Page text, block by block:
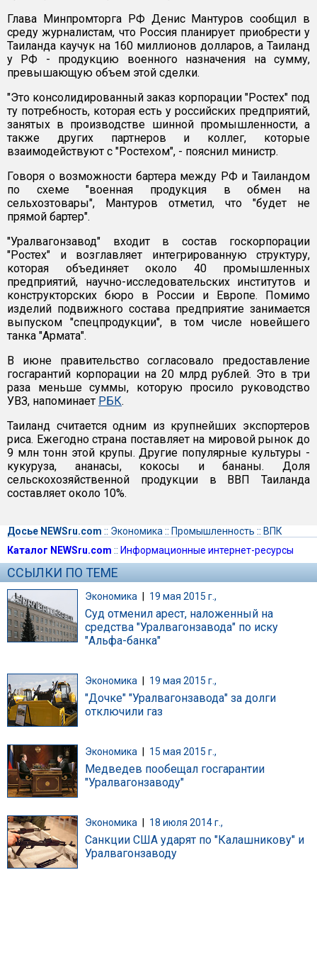
Глава Минпромторга РФ Денис Мантуров сообщил в
среду журналистам, что Россия планирует приобрести у
Таиланда каучук на 160 миллионов долларов, а Таиланд
у РФ - продукцию военного назначения на сумму,
превышающую объем этой сделки.
"Это консолидированный заказ корпорации "Ростех" под
ту потребность, которая есть у российских предприятий,
занятых в производстве шинной промышленности, а
также других партнеров и коллег, которые
взаимодействуют с "Ростехом", - пояснил министр.
Говоря о возможности бартера между РФ и Таиландом
по схеме "военная продукция в обмен на
сельхозтовары", Мантуров отметил, что "будет не
прямой бартер".
"Уралвагонзавод" входит в состав госкорпорации
"Ростех" и возглавляет интегрированную структуру,
которая объединяет около 40 промышленных
предприятий, научно-исследовательских институтов и
конструкторских бюро в России и Европе. Помимо
изделий подвижного состава предприятие занимается
выпуском "спецпродукции", в том числе новейшего
танка "Армата".
В июне правительство согласовало предоставление
госгарантий корпорации на 20 млрд рублей. Это в три
раза меньше суммы, которую просило руководство
УВЗ, напоминает РБК.
Таиланд считается одним из крупнейших экспортеров
риса. Ежегодно страна поставляет на мировой рынок до
9 млн тонн этой крупы. Другие популярные культуры -
кукуруза, ананасы, кокосы и бананы. Доля
сельскохозяйственной продукции в ВВП Таиланда
составляет около 10%.
Досье NEWSru.com :: Экономика :: Промышленность :: ВПК
Каталог NEWSru.com :: Информационные интернет-ресурсы
ССЫЛКИ ПО ТЕМЕ
Экономика | 19 мая 2015 г.,
Суд отменил арест, наложенный на
средства "Уралвагонзавода" по иску
"Альфа-банка"
Экономика 19 мая 2015 г.,
"Дочке" "Уралвагонзавода" за долги
отключили газ
Экономика 15 мая 2015 г.,
Медведев пообещал госгарантии
"Уралвагонзаводу"
Экономика 18 июля 2014 г.,
Санкции США ударят по "Калашникову" и
Уралвагонзаводу